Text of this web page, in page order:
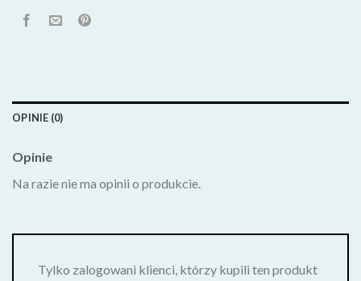
OPINIE (0)
Opinie
Na razie nie ma opinii o produkcie.
Tylko zalogowani klienci, którzy kupili ten produkt